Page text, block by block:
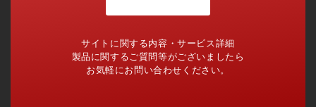
サイトに関する内容・サービス詳細
製品に関するご質問等がございましたら
お気軽にお問い合わせください。